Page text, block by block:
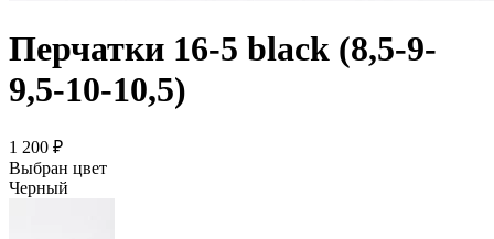
Перчатки 16-5 black (8,5-9-
9,5-10-10,5)
1 200 ₽
Выбран цвет
Черный